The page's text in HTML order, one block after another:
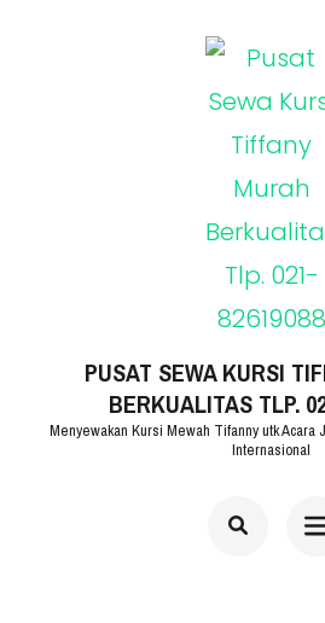
PUSAT SEWA KURSI
BERKUALITAS TLP.
Menyewakan Kursi Mewah Tifanny utk Acara
Internasional